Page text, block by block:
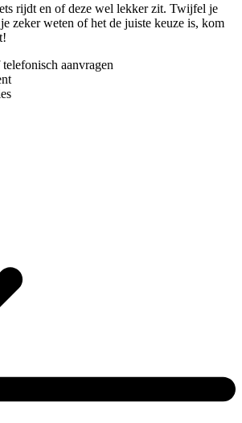
rijdt en of deze wel lekker zit. Twijfel je
zeker weten of het de juiste keuze is, kom
aanvragen